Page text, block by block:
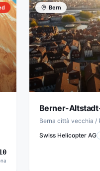
Bern
Berner-
Berna città vecchia /
Swiss Helicopter AG